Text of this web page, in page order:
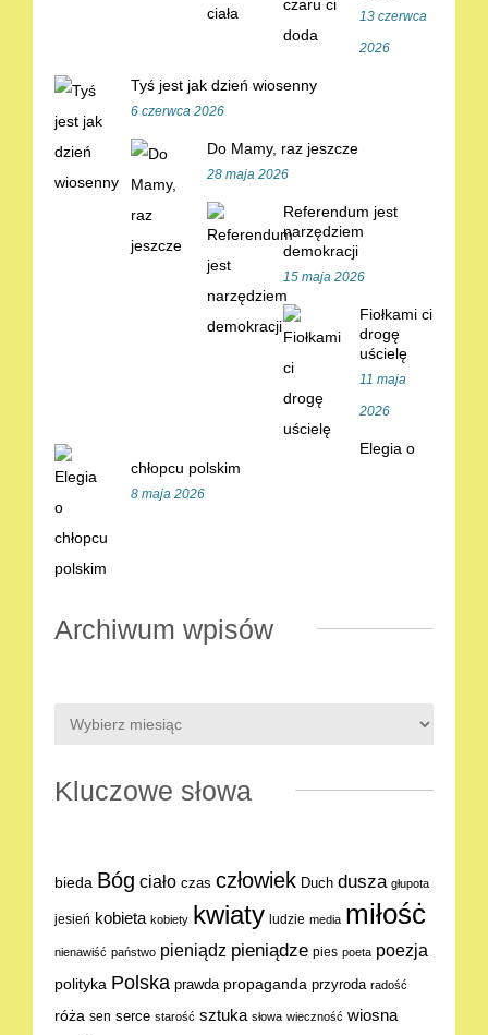
13 czerwca
2026
Tyś jest jak dzień wiosenny
6 czerwca 2026
Do Mamy, raz jeszcze
28 maja 2026
Referendum jest
narzędziem
demokracji
15 maja 2026
Fiołkami ci
drogę
uścielę
11 maja
2026
Elegia o
chłopcu polskim
8 maja 2026
Archiwum wpisów
Kluczowe słowa
bieda Bóg ciało czas człowiek Duch dusza głupota
jesień kobieta kobiety kwiaty ludzie media miłośċ
nienawiść państwo pieniądz pieniądze pies poeta poezja
polityka Polska prawda propaganda przyroda radość
róża sen serce starość sztuka słowa wieczność wiosna